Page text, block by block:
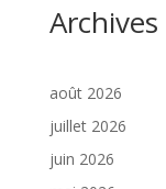
Archives
août 2026
juillet 2026
juin 2026